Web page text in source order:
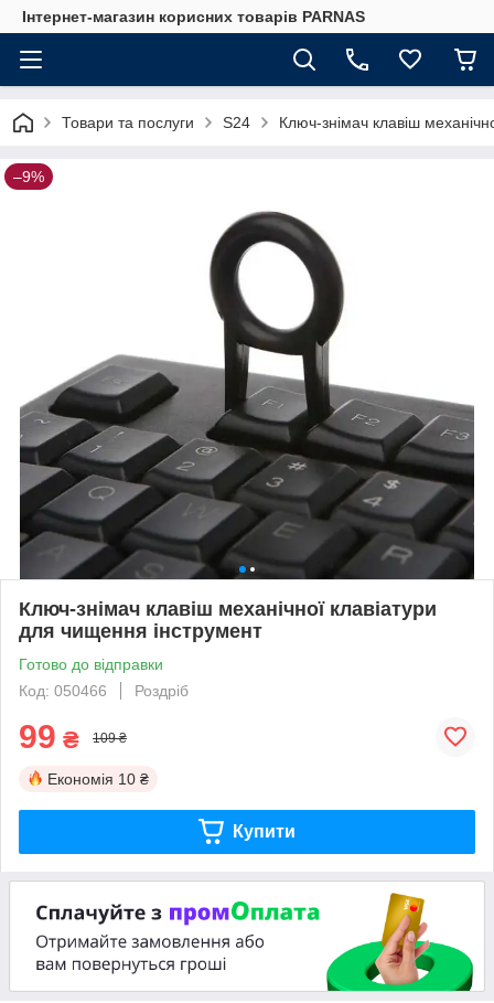
Інтернет-магазин корисних товарів PARNAS
Товари та послуги S24 Ключ-знімач клавіш
–9%
Ключ-знімач клавіш механічної клавіатури
для чищення інструмент
Готово до відправки
Код: 050466
Роздріб
99 ₴ 109 ₴
Економія 10 ₴
Купити